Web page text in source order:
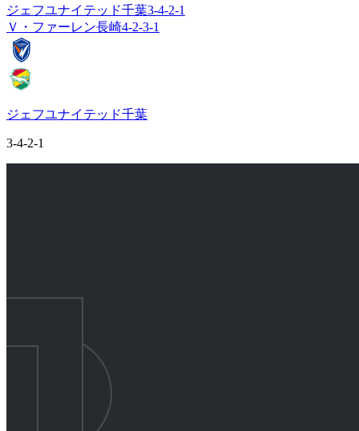
ジェフユナイテッド千葉3-4-2-1
Ｖ・ファーレン長崎4-2-3-1
ジェフユナイテッド千葉
3-4-2-1